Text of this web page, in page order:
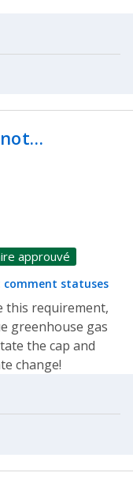
approuvé
comment statuses
this requirement,
greenhouse gas
the cap and
change!